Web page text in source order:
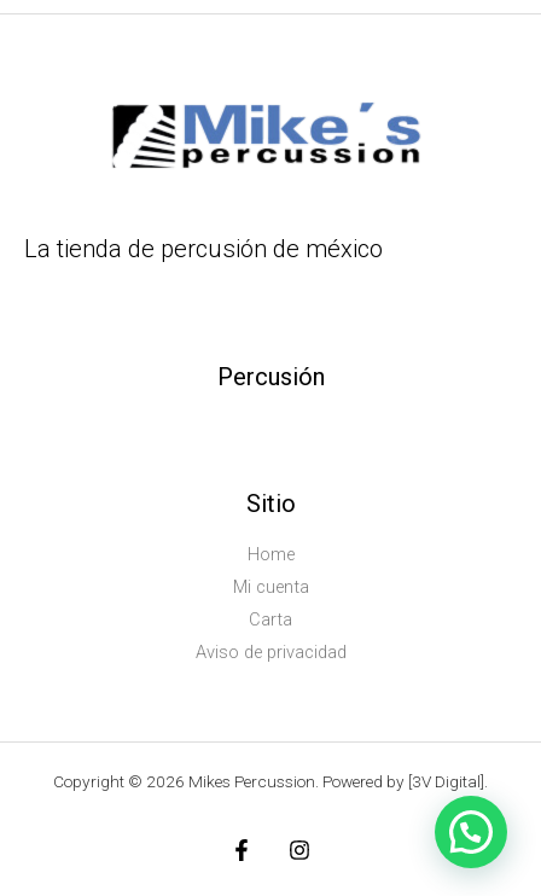
La tienda de percusión de méxico
Percusión
Sitio
Home
Mi cuenta
Carta
Aviso de privacidad
Copyright © 2026 Mikes Percussion. Powered by [3V Digital].